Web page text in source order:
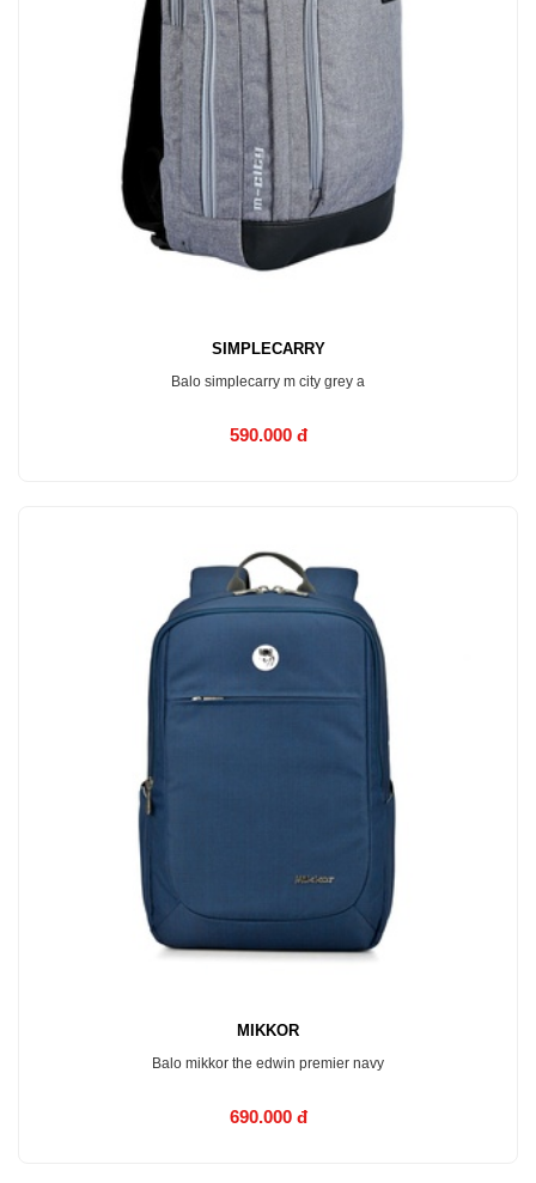
SIMPLECARRY
Balo simplecarry m city grey a
590.000 đ
MIKKOR
Balo mikkor the edwin premier navy
690.000 đ